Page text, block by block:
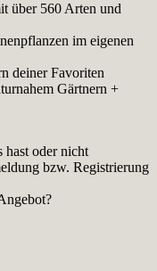
über 560 Arten und
im eigenen
deiner Favoriten
Gärtnern +
oder nicht
bzw. Registrierung